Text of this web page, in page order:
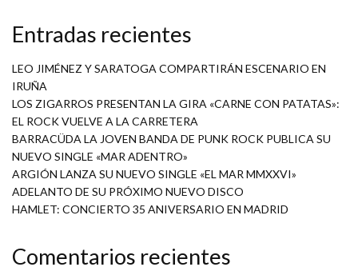
Entradas recientes
LEO JIMÉNEZ Y SARATOGA COMPARTIRÁN ESCENARIO EN
IRUÑA
LOS ZIGARROS PRESENTAN LA GIRA «CARNE CON PATATAS»:
EL ROCK VUELVE A LA CARRETERA
BARRACÜDA LA JOVEN BANDA DE PUNK ROCK PUBLICA SU
NUEVO SINGLE «MAR ADENTRO»
ARGIÓN LANZA SU NUEVO SINGLE «EL MAR MMXXVI»
ADELANTO DE SU PRÓXIMO NUEVO DISCO
HAMLET: CONCIERTO 35 ANIVERSARIO EN MADRID
Comentarios recientes